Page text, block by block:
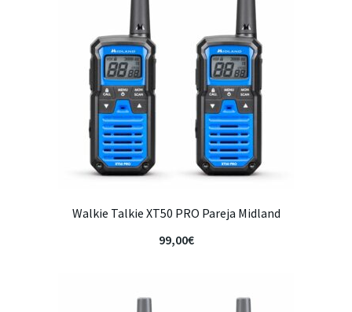
Walkie Talkie XT50 PRO Pareja Midland
99,00€